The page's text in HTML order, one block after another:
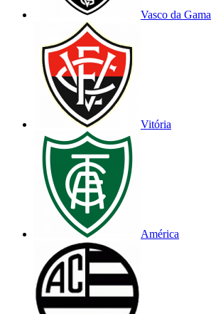
Vasco da Gama
Vitória
América